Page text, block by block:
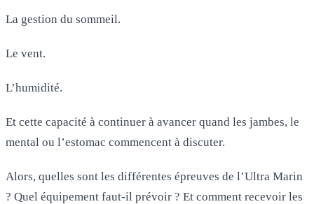
La gestion du sommeil.
Le vent.
L’humidité.
Et cette capacité à continuer à avancer quand les jambes, le
mental ou l’estomac commencent à discuter.
Alors, quelles sont les différentes épreuves de l’Ultra Marin
? Quel équipement faut-il prévoir ? Et comment recevoir les